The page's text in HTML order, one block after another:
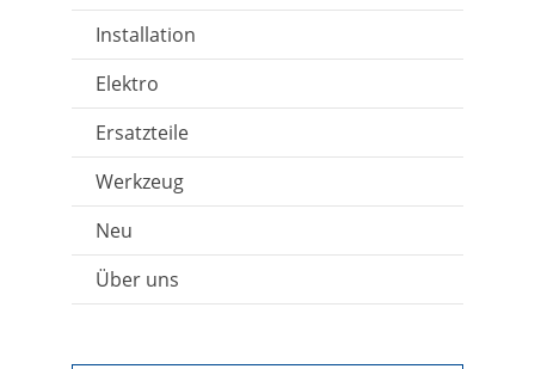
Installation
Elektro
Ersatzteile
Werkzeug
Neu
Über uns